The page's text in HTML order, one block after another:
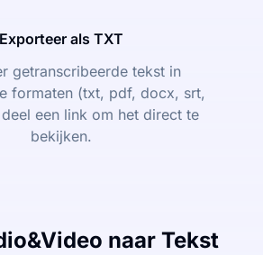
Exporteer als TXT
getranscribeerde tekst in
formaten (txt, pdf, docx, srt,
een link om het direct te
bekijken.
naar Tekst